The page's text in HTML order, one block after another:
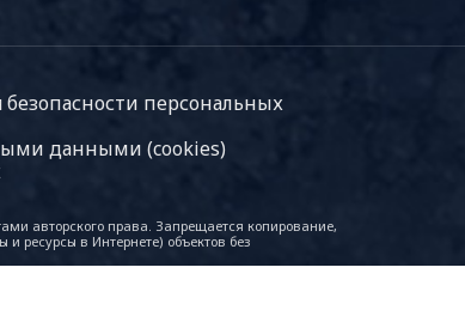
персональных
данными (cookies)
авторского права. Запрещается копирование,
ресурсы в Интернете) объектов без